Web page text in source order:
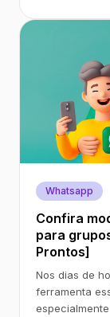
Whatsapp
Confira
para
Prontos]
Nos dias de
ferramenta